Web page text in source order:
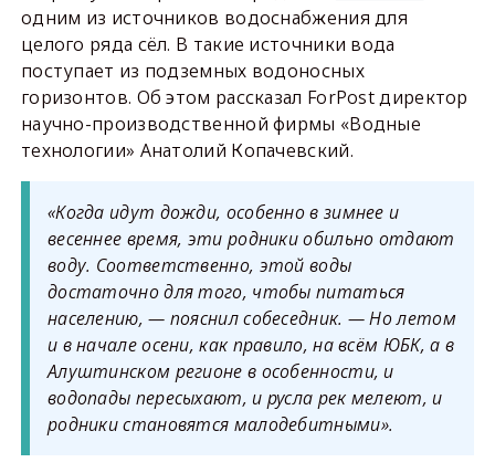
одним из источников водоснабжения для
целого ряда сёл. В такие источники вода
поступает из подземных водоносных
горизонтов. Об этом рассказал ForPost директор
научно-производственной фирмы «Водные
технологии» Анатолий Копачевский.
«Когда идут дожди, особенно в зимнее и
весеннее время, эти родники обильно отдают
воду. Соответственно, этой воды
достаточно для того, чтобы питаться
населению, — пояснил собеседник. — Но летом
и в начале осени, как правило, на всём ЮБК, а в
Алуштинском регионе в особенности, и
водопады пересыхают, и русла рек мелеют, и
родники становятся малодебитными».